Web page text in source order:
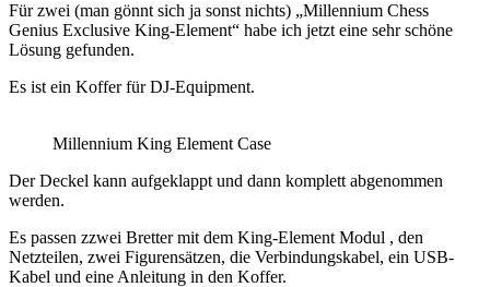
Für zwei (man gönnt sich ja sonst nichts) „Millennium Chess
Genius Exclusive King-Element“ habe ich jetzt eine sehr schöne
Lösung gefunden.
Es ist ein Koffer für DJ-Equipment.
Millennium King Element Case
Der Deckel kann aufgeklappt und dann komplett abgenommen
werden.
Es passen zzwei Bretter mit dem King-Element Modul , den
Netzteilen, zwei Figurensätzen, die Verbindungskabel, ein USB-
Kabel und eine Anleitung in den Koffer.